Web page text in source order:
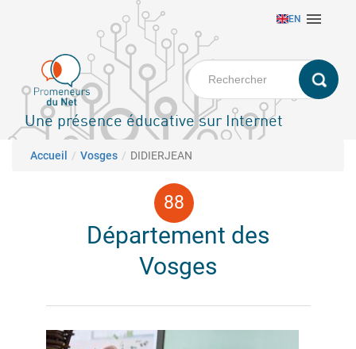
principal
EN 
Une présence éducative sur Internet
Fil d'Ariane
Accueil Vosges DIDIERJEAN
Département des
Vosges